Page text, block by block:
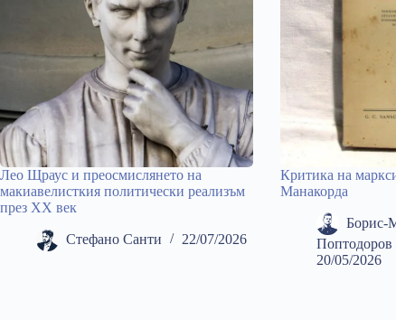
Лео Щраус и преосмислянето на
макиавелисткия политически реализъм
през ХХ век
Стефано Санти 22/07/2026
Критика на
Манакорда
Борис-
Поптодоров
20/05/2026